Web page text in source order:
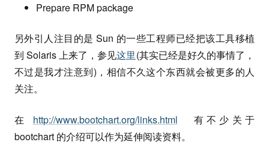
Prepare RPM package
另外引人注目的是 Sun 的一些工程师已经把该工具移植
到 Solaris 上来了，参见这里(其实已经是好久的事情了，
不过是我才注意到)，相信不久这个东西就会被更多的人
关注。
在 http://www.bootchart.org/links.html 有不少关于
bootchart 的介绍可以作为延伸阅读资料。